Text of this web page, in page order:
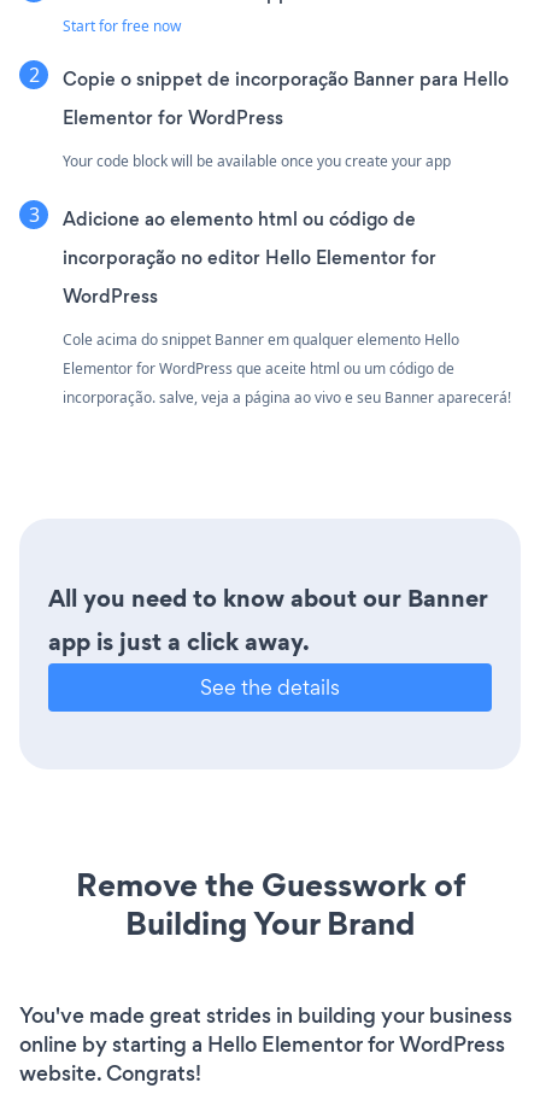
Start for free now
Copie o snippet de incorporação Banner para Hello
Elementor for WordPress
Your code block will be available once you create your app
Adicione ao elemento html ou código de
incorporação no editor Hello Elementor for
WordPress
Cole acima do snippet Banner em qualquer elemento Hello
Elementor for WordPress que aceite html ou um código de
incorporação. salve, veja a página ao vivo e seu Banner aparecerá!
All you need to know about our Banner
app is just a click away.
See the details
Remove the Guesswork of
Building Your Brand
You've made great strides in building your business
online by starting a Hello Elementor for WordPress
website. Congrats!